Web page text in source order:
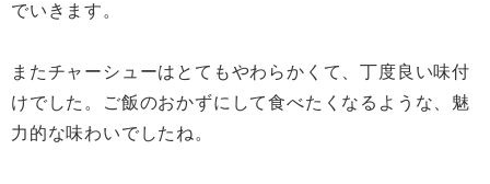
でいきます。
またチャーシューはとてもやわらかくて、丁度良い味付
けでした。ご飯のおかずにして食べたくなるような、魅
力的な味わいでしたね。